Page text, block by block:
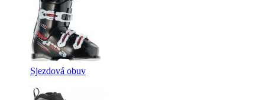
Sjezdová obuv